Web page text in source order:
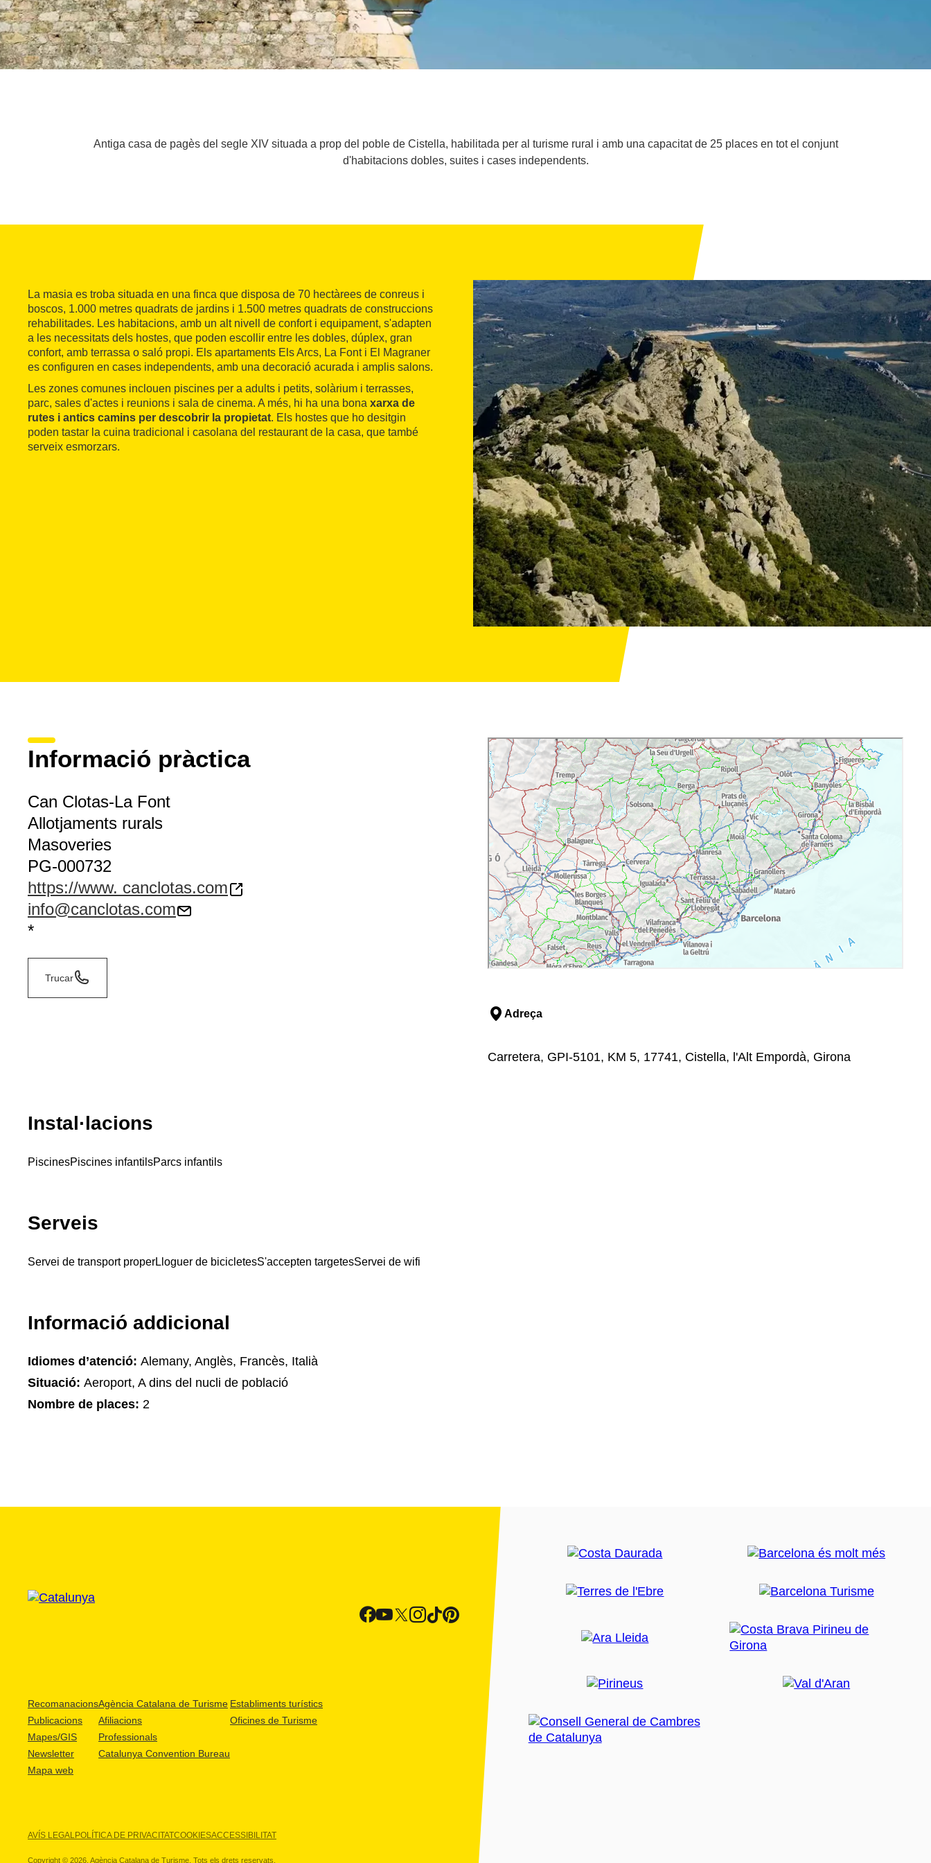
Antiga casa de pagès del segle XIV situada a prop del poble de Cistella, habilitada per al turisme rural i amb una capacitat de 25 places en tot el conjunt
d'habitacions dobles, suites i cases independents.
La masia es troba situada en una finca que disposa de 70 hectàrees de conreus i
boscos, 1.000 metres quadrats de jardins i 1.500 metres quadrats de construccions
rehabilitades. Les habitacions, amb un alt nivell de confort i equipament, s'adapten
a les necessitats dels hostes, que poden escollir entre les dobles, dúplex, gran
confort, amb terrassa o saló propi. Els apartaments Els Arcs, La Font i El Magraner
es configuren en cases independents, amb una decoració acurada i amplis salons.
Les zones comunes inclouen piscines per a adults i petits, solàrium i terrasses,
parc, sales d'actes i reunions i sala de cinema. A més, hi ha una bona xarxa de
rutes i antics camins per descobrir la propietat. Els hostes que ho desitgin
poden tastar la cuina tradicional i casolana del restaurant de la casa, que també
serveix esmorzars.
Informació pràctica
Can Clotas-La Font
Allotjaments rurals
Masoveries
PG-000732
https://www. canclotas.com
info@canclotas.com
*
Trucar
Adreça
Carretera, GPI-5101, KM 5, 17741, Cistella, l'Alt Empordà, Girona
Instal·lacions
PiscinesPiscines infantilsParcs infantils
Serveis
Servei de transport properLloguer de bicicletesS'accepten targetesServei de wifi
Informació addicional
Idiomes d’atenció: Alemany, Anglès, Francès, Italià
Situació: Aeroport, A dins del nucli de població
Nombre de places: 2
Recomanacions
Publicacions
Mapes/GIS
Newsletter
Mapa web
Agència Catalana de Turisme
Afiliacions
Professionals
Catalunya Convention Bureau
Establiments turístics
Oficines de Turisme
AVÍS LEGALPOLÍTICA DE PRIVACITATCOOKIESACCESSIBILITAT
Copyright © 2026. Agència Catalana de Turisme. Tots els drets reservats.